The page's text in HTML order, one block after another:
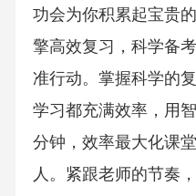
功会为你积累起宝贵
擎高效复习，科学备
准行动。掌握科学的
学习都充满效率，用
分钟，效率最大化课
人。紧跟老师的节奏